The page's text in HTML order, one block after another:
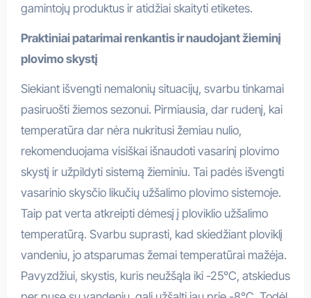
gamintojų produktus ir atidžiai skaityti etiketes.
Praktiniai patarimai renkantis ir naudojant žieminį
plovimo skystį
Siekiant išvengti nemalonių situacijų, svarbu tinkamai
pasiruošti žiemos sezonui. Pirmiausia, dar rudenį, kai
temperatūra dar nėra nukritusi žemiau nulio,
rekomenduojama visiškai išnaudoti vasarinį plovimo
skystį ir užpildyti sistemą žieminiu. Tai padės išvengti
vasarinio skysčio likučių užšalimo plovimo sistemoje.
Taip pat verta atkreipti dėmesį į ploviklio užšalimo
temperatūrą. Svarbu suprasti, kad skiedžiant ploviklį
vandeniu, jo atsparumas žemai temperatūrai mažėja.
Pavyzdžiui, skystis, kuris neužšąla iki -25°C, atskiedus